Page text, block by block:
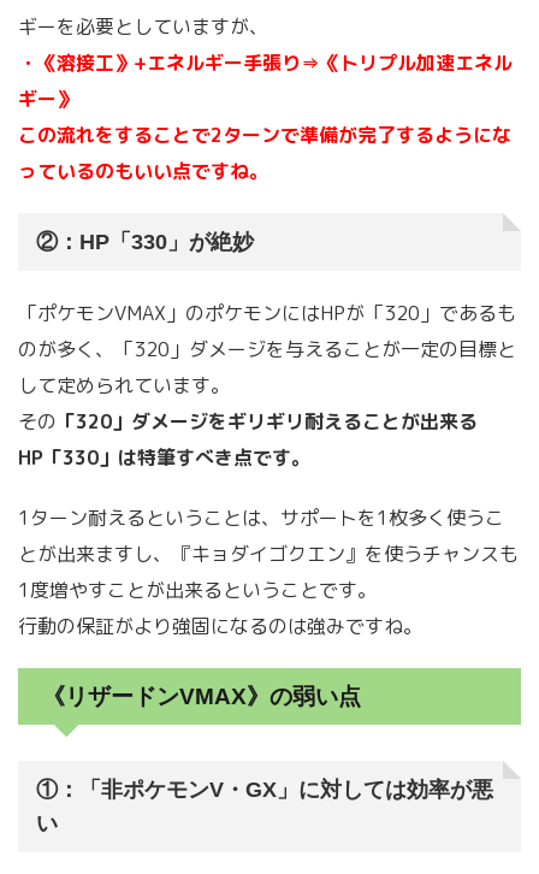
ギーを必要としていますが、
・《溶接工》+エネルギー手張り⇒《トリプル加速エネル
ギー》
この流れをすることで2ターンで準備が完了するようにな
っているのもいい点ですね。
②：HP「330」が絶妙
「ポケモンVMAX」のポケモンにはHPが「320」であるも
のが多く、「320」ダメージを与えることが一定の目標と
して定められています。
その 「320」ダメージをギリギリ耐えることが出来る
HP「330」は特筆すべき点です。
1ターン耐えるということは、サポートを1枚多く使うこ
とが出来ますし、『キョダイゴクエン』を使うチャンスも
1度増やすことが出来るということです。
行動の保証がより強固になるのは強みですね。
《リザードンVMAX》の弱い点
①：「非ポケモンV・GX」に対しては効率が悪
い